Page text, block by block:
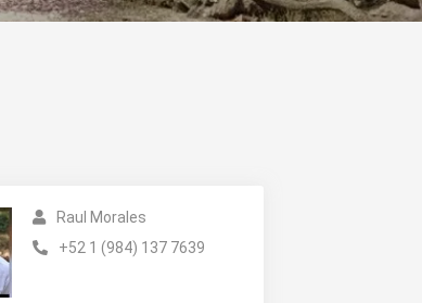
Raul Morales
+52 1 (984) 137 7639